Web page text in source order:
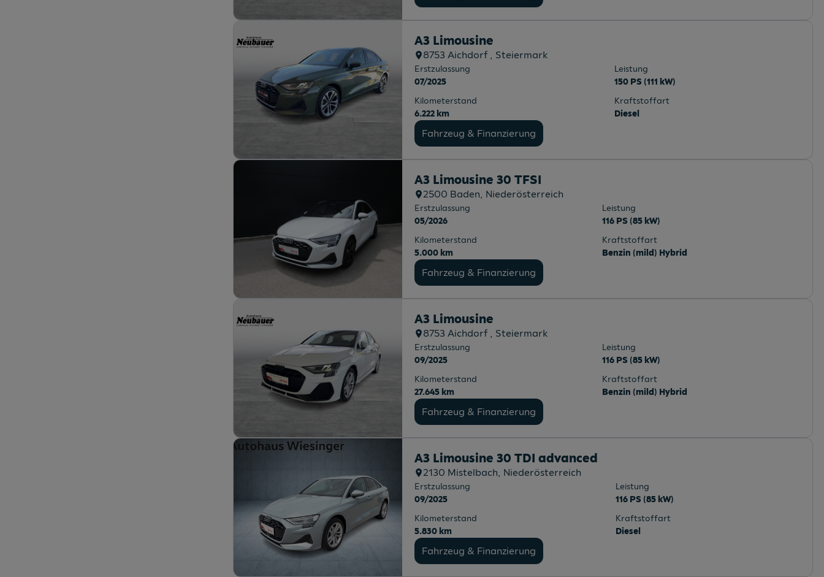
A3 Limousine
8753 Aichdorf , Steiermark
Erstzulassung
07/2025
Leistung
150 PS (111 kW)
Kilometerstand
6.222 km
Kraftstoffart
Diesel
Fahrzeug & Finanzierung
A3 Limousine 30 TFSI
2500 Baden, Niederösterreich
Erstzulassung
05/2026
Leistung
116 PS (85 kW)
Kilometerstand
5.000 km
Kraftstoffart
Benzin (mild) Hybrid
Fahrzeug & Finanzierung
A3 Limousine
8753 Aichdorf , Steiermark
Erstzulassung
09/2025
Leistung
116 PS (85 kW)
Kilometerstand
27.645 km
Kraftstoffart
Benzin (mild) Hybrid
Fahrzeug & Finanzierung
A3 Limousine 30 TDI advanced
2130 Mistelbach, Niederösterreich
Erstzulassung
09/2025
Leistung
116 PS (85 kW)
Kilometerstand
5.830 km
Kraftstoffart
Diesel
Fahrzeug & Finanzierung